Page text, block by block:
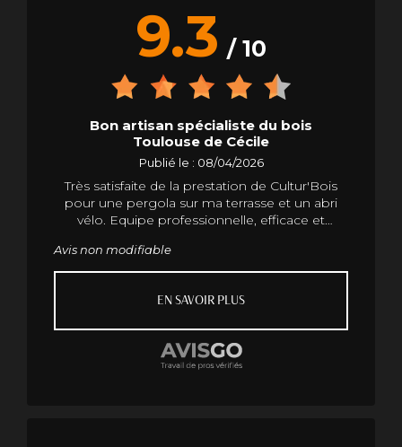
9.3 / 10
Bon artisan spécialiste du bois
Toulouse de Cécile
Publié le : 08/04/2026
Très satisfaite de la prestation de Cultur'Bois
pour une pergola sur ma terrasse et un abri
vélo. Equipe professionnelle, efficace et
créativité. Ecoute et respect du client . Je
recommande vivement.
Avis non modifiable
EN SAVOIR PLUS